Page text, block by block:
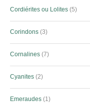
Cordiérites ou Lolites 5
Corindons 3
Cornalines 7
Cyanites 2
Emeraudes 1